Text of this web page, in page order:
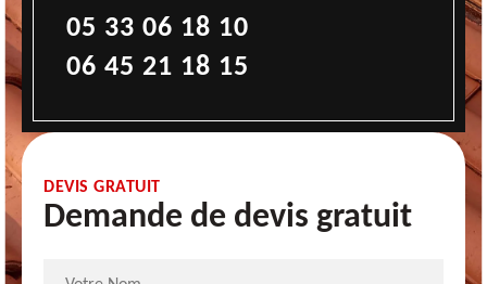
05 33 06 18 10
06 45 21 18 15
DEVIS GRATUIT
Demande de devis gratuit